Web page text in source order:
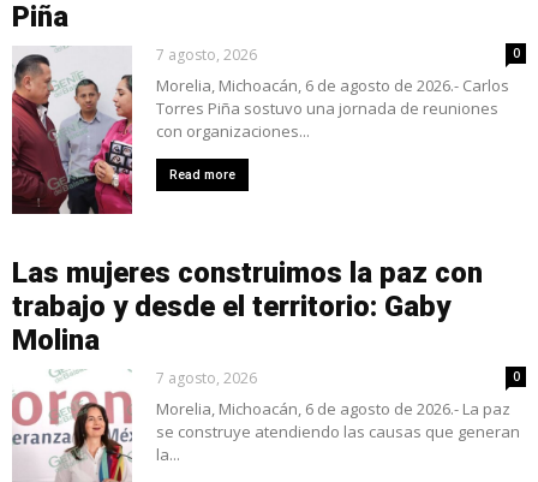
Piña
7 agosto, 2026 0
Morelia, Michoacán, 6 de agosto de 2026.- Carlos
Torres Piña sostuvo una jornada de reuniones
con organizaciones...
Read more
Las mujeres construimos la paz con
trabajo y desde el territorio: Gaby
Molina
7 agosto, 2026 0
Morelia, Michoacán, 6 de agosto de 2026.- La paz
se construye atendiendo las causas que generan
la...